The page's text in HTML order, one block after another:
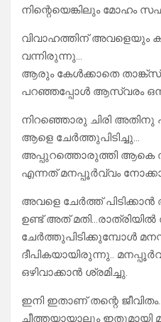
നിന്റെയെങ്കിലും മോഹം
വിവാഹത്തിന് അവളെയും
വന്നിരുന്നു…
ആരും കേൾക്കാതെ
പറഞ്ഞപ്പോൾ ആസ്വരം
നിറഞ്ഞൊരു ചിരി അതിനു
ആളെ ചേർത്തുപിടിച്ചു…
അപ്പുറത്തൊരുത്തി ആകെ
എന്നത് മനപ്പൂർവ്വം
അവളെ ചേർത്ത്
ഉണ്ട് അത്
ചേർത്തുപിടിക്കുമ്പോൾ
ദീപികയായിരുന്നു..
ഒഴിവാക്കാൻ ശ്രമിച്ചു.
ഇനി ഇതാണ് തന്റെ
ചീത്തയായാലും